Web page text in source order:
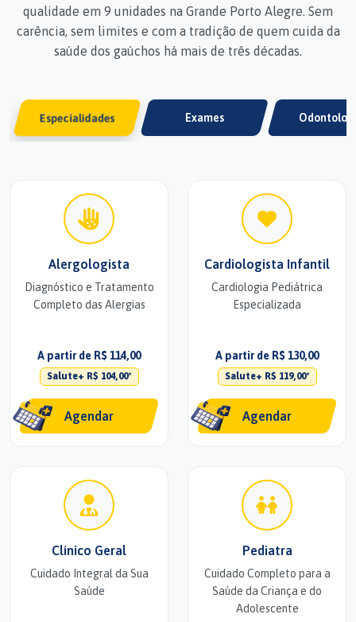
qualidade em 9 unidades na Grande Porto Alegre. Sem
carência, sem limites e com a tradição de quem cuida da
saúde dos gaúchos há mais de três décadas.
Especialidades Exames
Alergologista
Diagnóstico e Tratamento
Completo das Alergias
A partir de R$ 114,00
Salute+ R$ 104,00*
Agendar
Cardiologista Infantil
Cardiologia Pediátrica
Especializada
A partir de R$ 130,00
Salute+ R$ 119,00*
Agendar
Clínico Geral
Cuidado Integral da Sua
Saúde
Pediatra
Cuidado Completo para a
Saúde da Criança e do
Adolescente